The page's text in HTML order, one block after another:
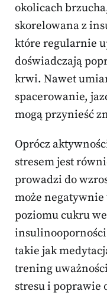
okolicach
skorelowana z
które regularnie
doświadczają
krwi. Nawet
spacerowanie,
mogą przynieść
Oprócz
stresem jest
prowadzi do
może negatywnie
poziomu cukru
takie jak
trening
stresu i poprawie